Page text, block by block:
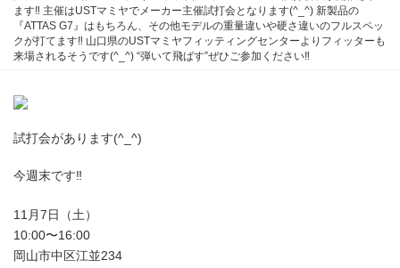
ます‼️ 主催はUSTマミヤでメーカー主催試打会となります(^_^) 新製品の
『ATTAS G7』はもちろん、その他モデルの重量違いや硬さ違いのフルスペッ
クが打てます‼️ 山口県のUSTマミヤフィッティングセンターよりフィッターも
来場されるそうです(^_^) “弾いて飛ばす”ぜひご参加ください‼️
試打会があります(^_^)
今週末です‼️
11月7日（土）
10:00〜16:00
岡山市中区江並234